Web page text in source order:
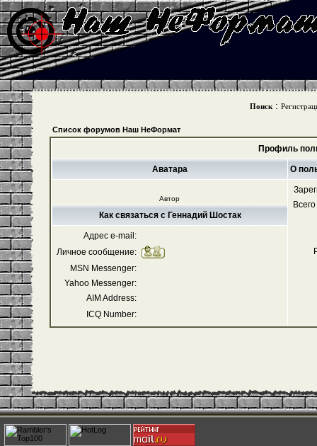
Поиск :
Список форумов Наш НеФормат
Профиль
Аватара О
Автор
Как связаться с Геннадий Шостак
Адрес e-mail:
Личное сообщение:
MSN Messenger:
Yahoo Messenger:
AIM Address:
ICQ Number: